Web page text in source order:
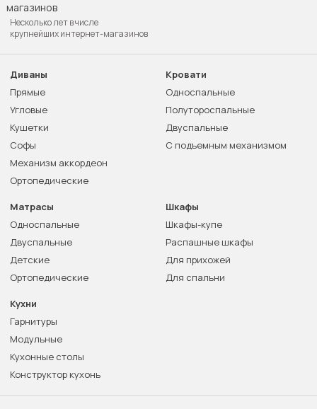
Несколько лет в числе
крупнейших интернет-магазинов
Диваны
Прямые
Угловые
Кушетки
Софы
Механизм аккордеон
Ортопедические
Кровати
Односпальные
Полутороспальные
Двуспальные
С подъемным механизмом
Матрасы
Односпальные
Двуспальные
Детские
Ортопедические
Шкафы
Шкафы-купе
Распашные шкафы
Для прихожей
Для спальни
Кухни
Гарнитуры
Модульные
Кухонные столы
Конструктор кухонь